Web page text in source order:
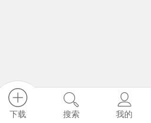
下载 搜索 我的